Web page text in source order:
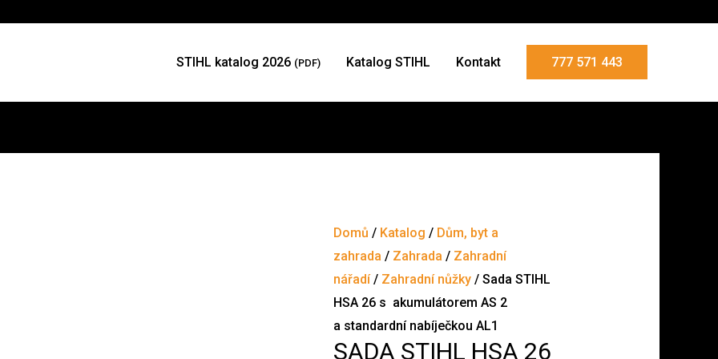
STIHL katalog 2026 (PDF) Katalog STIHL Kontakt 777 571 443
Domů / Katalog / Dům, byt a
zahrada / Zahrada / Zahradní
nářadí/ Zahradní nůžky/ Sada STIHL
HSA 26 s akumulátorem AS 2
a standardní nabíječkou AL1
SADA STIHL HSA 26